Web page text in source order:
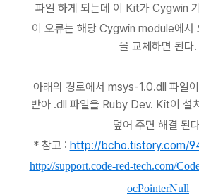
파일 하게 되는데 이 Kit가 Cygwin
이 오류는 해당 Cygwin module에서
을 교체하면 된다.
아래의 경로에서 msys-1.0.dll 파일
받아 .dll 파일을 Ruby Dev. Kit이 설
덮어 주면 해결 된
* 참고 : http://bcho.tistory.com/
http://support.code-red-tech.com/
ocPointerNull